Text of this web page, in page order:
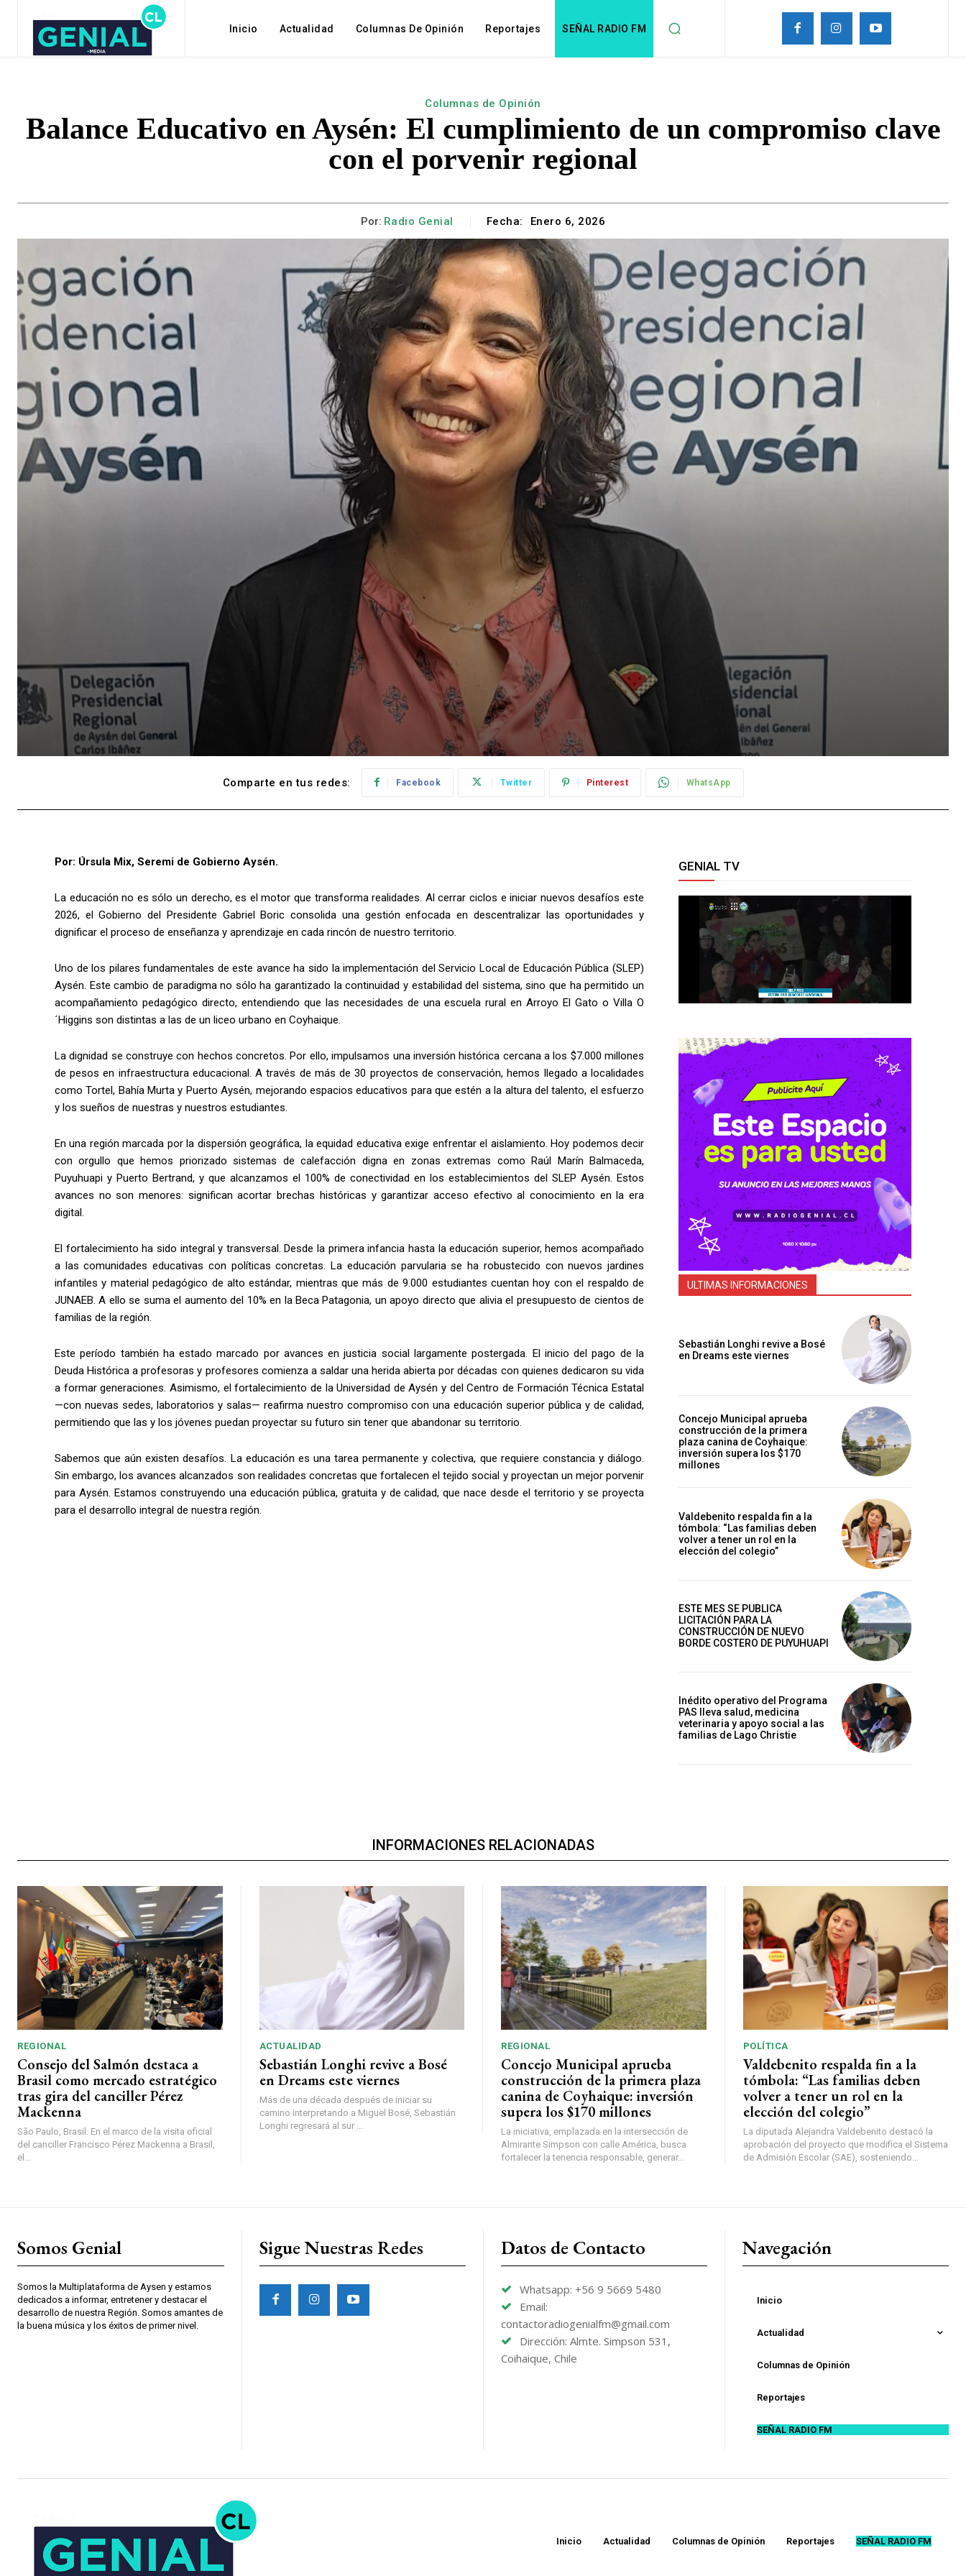
Inicio Actualidad Columnas De Opinión Reportajes SEÑAL RADIO FM
Columnas de Opinión
Balance Educativo en Aysén: El cumplimiento de un compromiso clave
con el porvenir regional
Por: Radio Genial Fecha: Enero 6, 2026
Comparte en tus redes: Facebook Twitter Pinterest WhatsApp
Por: Úrsula Mix, Seremi de Gobierno Aysén.
La educación no es sólo un derecho, es el motor que transforma realidades. Al cerrar ciclos e iniciar nuevos desafíos este
2026, el Gobierno del Presidente Gabriel Boric consolida una gestión enfocada en descentralizar las oportunidades y
dignificar el proceso de enseñanza y aprendizaje en cada rincón de nuestro territorio.
Uno de los pilares fundamentales de este avance ha sido la implementación del Servicio Local de Educación Pública (SLEP)
Aysén. Este cambio de paradigma no sólo ha garantizado la continuidad y estabilidad del sistema, sino que ha permitido un
acompañamiento pedagógico directo, entendiendo que las necesidades de una escuela rural en Arroyo El Gato o Villa O
´Higgins son distintas a las de un liceo urbano en Coyhaique.
La dignidad se construye con hechos concretos. Por ello, impulsamos una inversión histórica cercana a los $7.000 millones
de pesos en infraestructura educacional. A través de más de 30 proyectos de conservación, hemos llegado a localidades
como Tortel, Bahía Murta y Puerto Aysén, mejorando espacios educativos para que estén a la altura del talento, el esfuerzo
y los sueños de nuestras y nuestros estudiantes.
En una región marcada por la dispersión geográfica, la equidad educativa exige enfrentar el aislamiento. Hoy podemos decir
con orgullo que hemos priorizado sistemas de calefacción digna en zonas extremas como Raúl Marín Balmaceda,
Puyuhuapi y Puerto Bertrand, y que alcanzamos el 100% de conectividad en los establecimientos del SLEP Aysén. Estos
avances no son menores: significan acortar brechas históricas y garantizar acceso efectivo al conocimiento en la era
digital.
El fortalecimiento ha sido integral y transversal. Desde la primera infancia hasta la educación superior, hemos acompañado
a las comunidades educativas con políticas concretas. La educación parvularia se ha robustecido con nuevos jardines
infantiles y material pedagógico de alto estándar, mientras que más de 9.000 estudiantes cuentan hoy con el respaldo de
JUNAEB. A ello se suma el aumento del 10% en la Beca Patagonia, un apoyo directo que alivia el presupuesto de cientos de
familias de la región.
Este período también ha estado marcado por avances en justicia social largamente postergada. El inicio del pago de la
Deuda Histórica a profesoras y profesores comienza a saldar una herida abierta por décadas con quienes dedicaron su vida
a formar generaciones. Asimismo, el fortalecimiento de la Universidad de Aysén y del Centro de Formación Técnica Estatal
—con nuevas sedes, laboratorios y salas— reafirma nuestro compromiso con una educación superior pública y de calidad,
permitiendo que las y los jóvenes puedan proyectar su futuro sin tener que abandonar su territorio.
Sabemos que aún existen desafíos. La educación es una tarea permanente y colectiva, que requiere constancia y diálogo.
Sin embargo, los avances alcanzados son realidades concretas que fortalecen el tejido social y proyectan un mejor porvenir
para Aysén. Estamos construyendo una educación pública, gratuita y de calidad, que nace desde el territorio y se proyecta
para el desarrollo integral de nuestra región.
GENIAL TV
ULTIMAS INFORMACIONES
Sebastián Longhi revive a Bosé
en Dreams este viernes
Concejo Municipal aprueba
construcción de la primera
plaza canina de Coyhaique:
inversión supera los $170
millones
Valdebenito respalda fin a la
tómbola: “Las familias deben
volver a tener un rol en la
elección del colegio”
ESTE MES SE PUBLICA
LICITACIÓN PARA LA
CONSTRUCCIÓN DE NUEVO
BORDE COSTERO DE PUYUHUAPI
Inédito operativo del Programa
PAS lleva salud, medicina
veterinaria y apoyo social a las
familias de Lago Christie
INFORMACIONES RELACIONADAS
REGIONAL
Consejo del Salmón destaca a
Brasil como mercado estratégico
tras gira del canciller Pérez
Mackenna
São Paulo, Brasil. En el marco de la visita oficial
del canciller Francisco Pérez Mackenna a Brasil,
el...
ACTUALIDAD
Sebastián Longhi revive a Bosé
en Dreams este viernes
Más de una década después de iniciar su
camino interpretando a Miguel Bosé, Sebastián
Longhi regresará al sur ...
REGIONAL
Concejo Municipal aprueba
construcción de la primera plaza
canina de Coyhaique: inversión
supera los $170 millones
La iniciativa, emplazada en la intersección de
Almirante Simpson con calle América, busca
fortalecer la tenencia responsable, generar...
POLÍTICA
Valdebenito respalda fin a la
tómbola: “Las familias deben
volver a tener un rol en la
elección del colegio”
La diputada Alejandra Valdebenito destacó la
aprobación del proyecto que modifica el Sistema
de Admisión Escolar (SAE), sosteniendo...
Somos Genial
Somos la Multiplataforma de Aysen y estamos
dedicados a informar, entretener y destacar el
desarrollo de nuestra Región. Somos amantes de
la buena música y los éxitos de primer nivel.
Sigue Nuestras Redes Datos de Contacto
Whatsapp: +56 9 5669 5480
Email:
contactoradiogenialfm@gmail.com
Dirección: Almte. Simpson 531,
Coihaique, Chile
Navegación
Inicio
Actualidad
Columnas de Opinión
Reportajes
SEÑAL RADIO FM
Inicio Actualidad Columnas de Opinión Reportajes SEÑAL RADIO FM